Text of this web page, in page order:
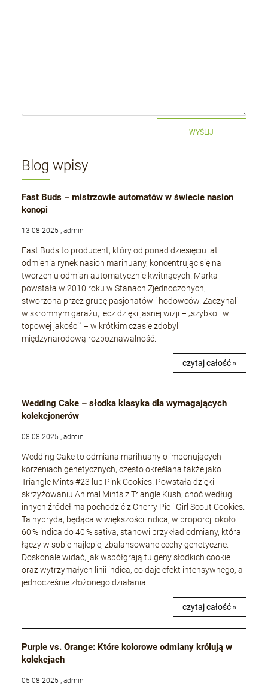
WYŚLIJ
Blog wpisy
Fast Buds – mistrzowie automatów w świecie nasion
konopi
13-08-2025 , admin
Fast Buds to producent, który od ponad dziesięciu lat
odmienia rynek nasion marihuany, koncentrując się na
tworzeniu odmian automatycznie kwitnących. Marka
powstała w 2010 roku w Stanach Zjednoczonych,
stworzona przez grupę pasjonatów i hodowców. Zaczynali
w skromnym garażu, lecz dzięki jasnej wizji – „szybko i w
topowej jakości” – w krótkim czasie zdobyli
międzynarodową rozpoznawalność.
czytaj całość »
Wedding Cake – słodka klasyka dla wymagających
kolekcjonerów
08-08-2025 , admin
Wedding Cake to odmiana marihuany o imponujących
korzeniach genetycznych, często określana także jako
Triangle Mints #23 lub Pink Cookies. Powstała dzięki
skrzyżowaniu Animal Mints z Triangle Kush, choć według
innych źródeł ma pochodzić z Cherry Pie i Girl Scout Cookies.
Ta hybryda, będąca w większości indica, w proporcji około
60 % indica do 40 % sativa, stanowi przykład odmiany, która
łączy w sobie najlepiej zbalansowane cechy genetyczne.
Doskonale widać, jak współgrają tu geny słodkich cookie
oraz wytrzymałych linii indica, co daje efekt intensywnego, a
jednocześnie złożonego działania.
czytaj całość »
Purple vs. Orange: Które kolorowe odmiany królują w
kolekcjach
05-08-2025 , admin